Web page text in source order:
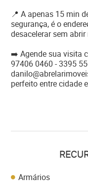
📍 A apenas 15 min
segurança, é o
desacelerar sem
➡️ Agende sua visita
97406 0460 - 3395
perfeito entre cidade
Armários